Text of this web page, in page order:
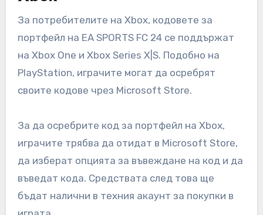
За потребителите на Xbox, кодовете за
портфейл на EA SPORTS FC 24 се поддържат
на Xbox One и Xbox Series X|S. Подобно на
PlayStation, играчите могат да осребрят
своите кодове чрез Microsoft Store.
За да осребрите код за портфейл на Xbox,
играчите трябва да отидат в Microsoft Store,
да изберат опцията за въвеждане на код и да
въведат кода. Средствата след това ще
бъдат налични в техния акаунт за покупки в